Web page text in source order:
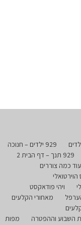
929 ילדים – חנוכה
929 תנך – דף הבית 2
כמה צוררים
ויהי פודאקסט
מאחורי הקלעים
השבוע וההפטרה
מפות